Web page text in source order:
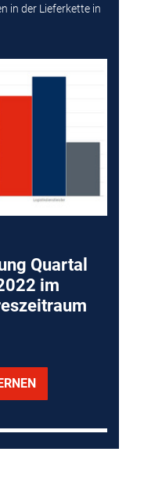
in der Lieferkette in
Quartal
im